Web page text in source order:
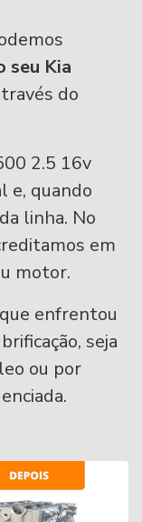
seu Kia
do
2.5 16v
e, quando
linha. No
em
motor.
enfrentou
seja
ou por